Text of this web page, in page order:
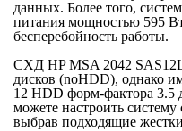
данных. Более того,
питания мощностью 595
бесперебойность работы.
СХД HP MSA 2042
дисков (noHDD), однако
12 HDD форм-фактора 3.5
можете настроить
выбрав подходящие